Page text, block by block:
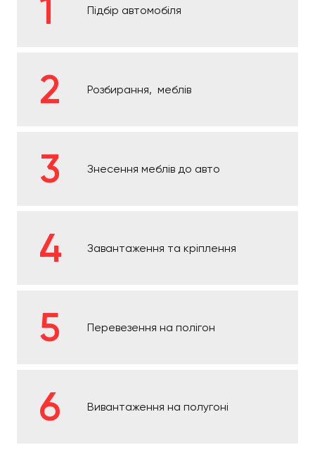
Підбір автомобіля
Розбирання, меблів
Знесення меблів до авто
Завантаження та кріплення
Перевезення на полігон
Вивантаження на полугоні